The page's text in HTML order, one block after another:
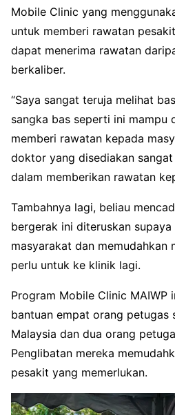
Mobile Clinic yang
untuk memberi rawatan
dapat menerima rawatan
berkaliber.
“Saya sangat teruja melihat
sangka bas seperti ini mampu
memberi rawatan kepada
doktor yang disediakan
dalam memberikan rawatan
Tambahnya lagi, beliau
bergerak ini diteruskan
masyarakat dan memudahkan
perlu untuk ke klinik lagi.
Program Mobile Clinic MAIWP
bantuan empat orang petugas
Malaysia dan dua orang
Penglibatan mereka
pesakit yang memerlukan.